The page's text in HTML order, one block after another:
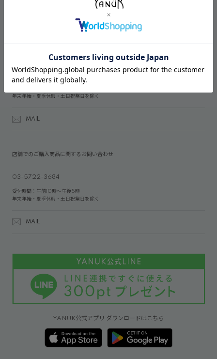
03-6809-2611
年末年始・夏季休暇・土日祝祭日を除く
MAIL
店舗でのご購入商品に関するお問い合わせ
03-5722-3684
受付時間：午前10時～午後5時
年末年始・夏季休暇・土日祝祭日を除く
MAIL
YANUK公式アプリ ダウンロードはこちら